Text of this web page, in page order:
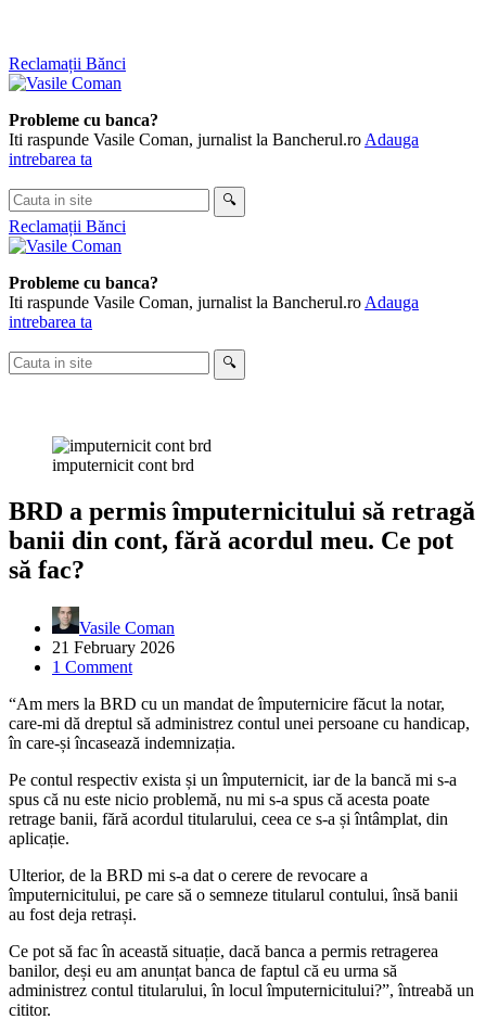
Skip
to
Reclamații Bănci
Probleme cu banca?
Iti raspunde Vasile Coman, jurnalist la Bancherul.ro Adauga
intrebarea ta
Cauta
in
site
🔍
Reclamații Bănci
Probleme cu banca?
Iti raspunde Vasile Coman, jurnalist la Bancherul.ro Adauga
intrebarea ta
Cauta
in
🔍
imputernicit cont brd
BRD a permis împuternicitului să retragă
banii din cont, fără acordul meu. Ce pot
să fac?
Vasile Coman
21 February 2026
1 Comment
“Am mers la BRD cu un mandat de împuternicire făcut la notar,
care-mi dă dreptul să administrez contul unei persoane cu handicap,
în care-și încasează indemnizația.
Pe contul respectiv exista și un împuternicit, iar de la bancă mi s-a
spus că nu este nicio problemă, nu mi s-a spus că acesta poate
retrage banii, fără acordul titularului, ceea ce s-a și întâmplat, din
aplicație.
Ulterior, de la BRD mi s-a dat o cerere de revocare a
împuternicitului, pe care să o semneze titularul contului, însă banii
au fost deja retrași.
Ce pot să fac în această situație, dacă banca a permis retragerea
banilor, deși eu am anunțat banca de faptul că eu urma să
administrez contul titularului, în locul împuternicitului?”, întreabă un
cititor.